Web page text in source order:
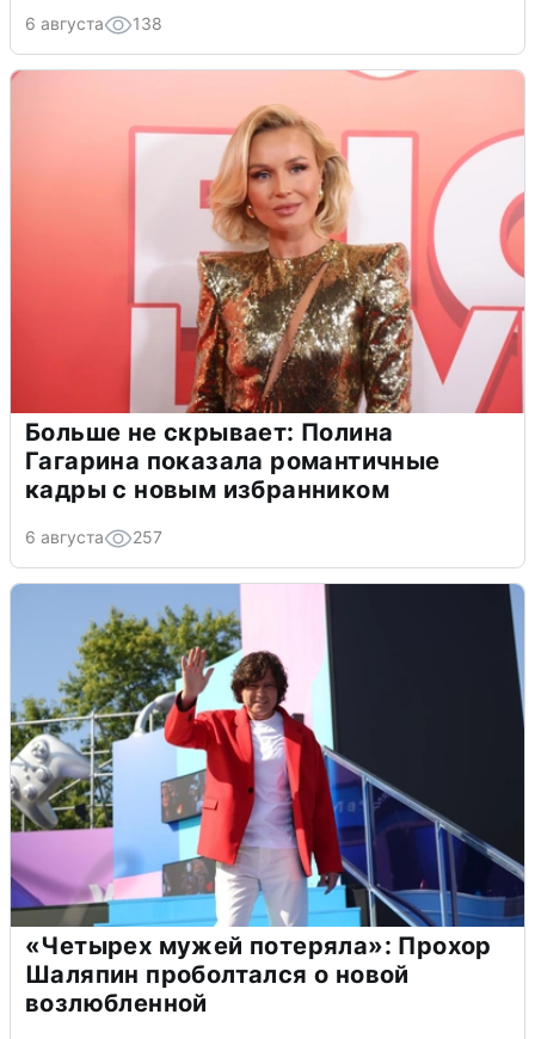
6 августа 138
Больше не скрывает: Полина
Гагарина показала романтичные
кадры с новым избранником
6 августа 257
«Четырех мужей потеряла»: Прохор
Шаляпин проболтался о новой
возлюбленной